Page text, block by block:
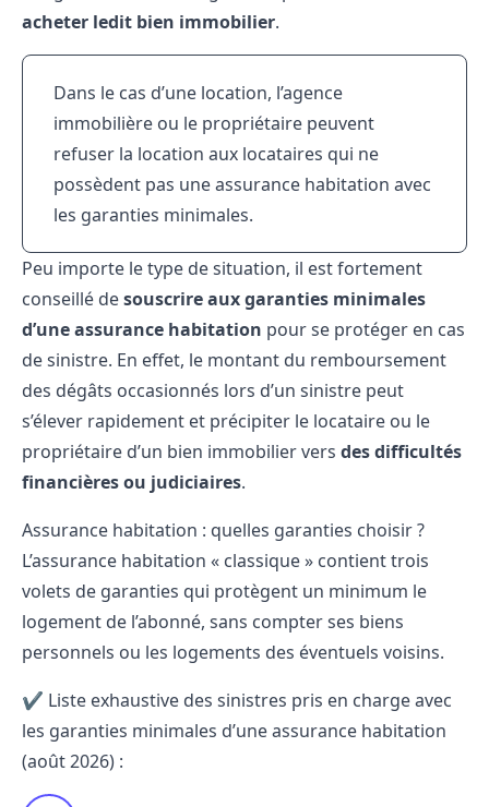
acheter ledit bien immobilier.
Dans le cas d’une location, l’agence
immobilière ou le propriétaire peuvent
refuser la location aux locataires qui ne
possèdent pas une assurance habitation avec
les garanties minimales.
Peu importe le type de situation, il est fortement
conseillé desouscrire aux garanties minimales
d’une assurance habitation pour se protéger en cas
de sinistre. En effet, le montant du remboursement
des dégâts occasionnés lors d’un sinistre peut
s’élever rapidement et précipiter le locataire ou le
propriétaire d’un bien immobilier vers des difficultés
financières ou judiciaires.
Assurance habitation : quelles garanties choisir ?
L’assurance habitation « classique » contient trois
volets de garanties qui protègent un minimum le
logement de l’abonné, sans compter ses biens
personnels ou les logements des éventuels voisins.
✔️ Liste exhaustive des sinistres pris en charge avec
les garanties minimales d’une assurance habitation
(août 2026) :